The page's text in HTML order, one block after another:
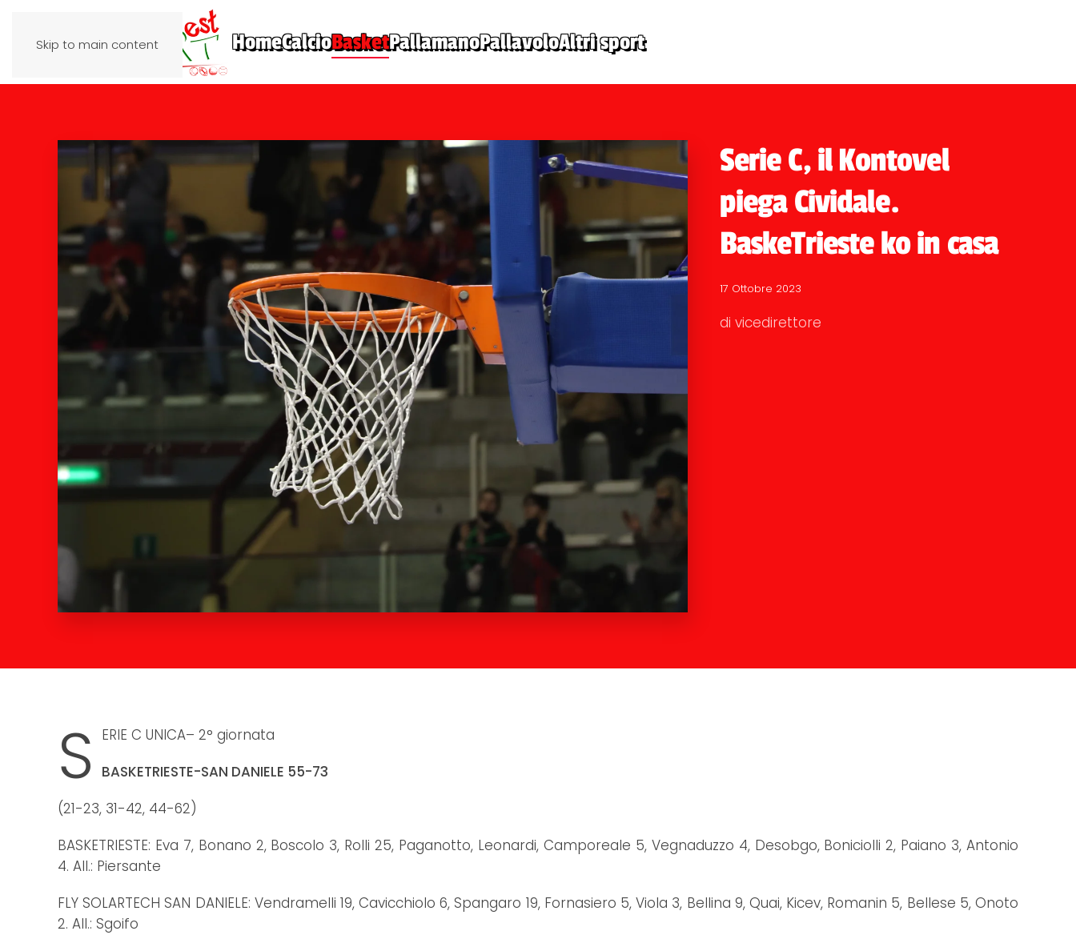
Skip to main content HomeCalcioBasketPallamanoPallavoloAltri sport
Serie C, il Kontovel
piega Cividale.
BaskeTrieste ko in casa
17 Ottobre 2023
di vicedirettore
S
ERIE C UNICA– 2° giornata
BASKETRIESTE-SAN DANIELE 55-73
(21-23, 31-42, 44-62)
BASKETRIESTE: Eva 7, Bonano 2, Boscolo 3, Rolli 25, Paganotto, Leonardi, Camporeale 5, Vegnaduzzo 4, Desobgo, Boniciolli 2, Paiano 3, Antonio
4. All.: Piersante
FLY SOLARTECH SAN DANIELE: Vendramelli 19, Cavicchiolo 6, Spangaro 19, Fornasiero 5, Viola 3, Bellina 9, Quai, Kicev, Romanin 5, Bellese 5, Onoto
2. All.: Sgoifo